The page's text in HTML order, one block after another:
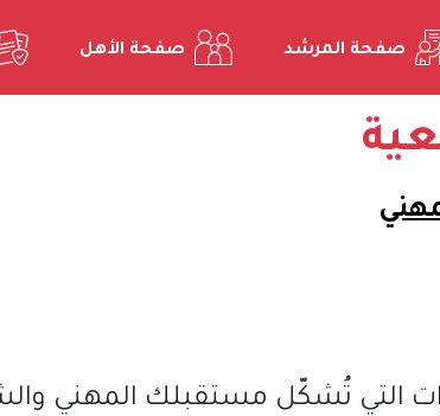
صفحة المرشد صفحة الأهل
التي تُشكّل مستقبلك المهني